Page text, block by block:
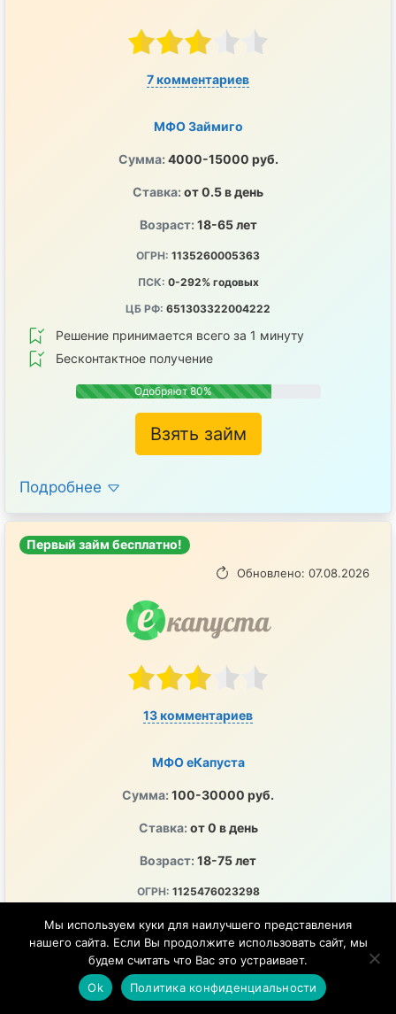
7 комментариев
МФО Займиго
Сумма: 4000-15000 руб.
Ставка: от 0.5 в день
Возраст: 18-65 лет
ОГРН: 1135260005363
ПСК: 0-292% годовых
ЦБ РФ: 651303322004222
Решение принимается всего за 1 минуту
Бесконтактное получение
Одобряют 80%
Взять займ
Подробнее
Первый займ бесплатно!
Обновлено: 07.08.2026
13 комментариев
МФО еКапуста
Сумма: 100-30000 руб.
Ставка: от 0 в день
Возраст: 18-75 лет
ОГРН: 1125476023298
ЦБ РФ:2120754001243
Перечисление денег на любой удобный счет
Удобно, быстро и в любое время
Мы используем куки для наилучшего представления
нашего сайта. Если Вы продолжите использовать сайт, мы
будем считать что Вас это устраивает.
Ok
Политика конфиденциальности